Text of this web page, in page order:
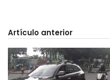
Artículo anterior